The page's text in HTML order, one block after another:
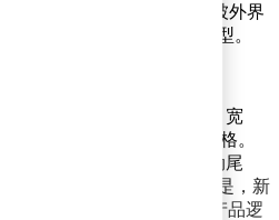
跑，凭借越级的产品力，被外界
完善全品类布局的关键车型。
势明显，车身长4999mm、宽
2920mm，妥妥的C级车规格。
造型，再加上标志性的电动尾
失豪华气场。值得一提的是，新
银河V900、M9高定版的产品逻